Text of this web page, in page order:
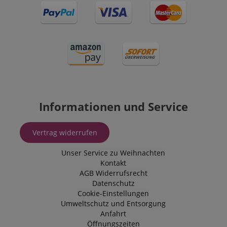
Informationen und Service
Vertrag widerrufen
Unser Service zu Weihnachten
Kontakt
AGB Widerrufsrecht
Datenschutz
Cookie-Einstellungen
Umweltschutz und Entsorgung
Anfahrt
Öffnungszeiten